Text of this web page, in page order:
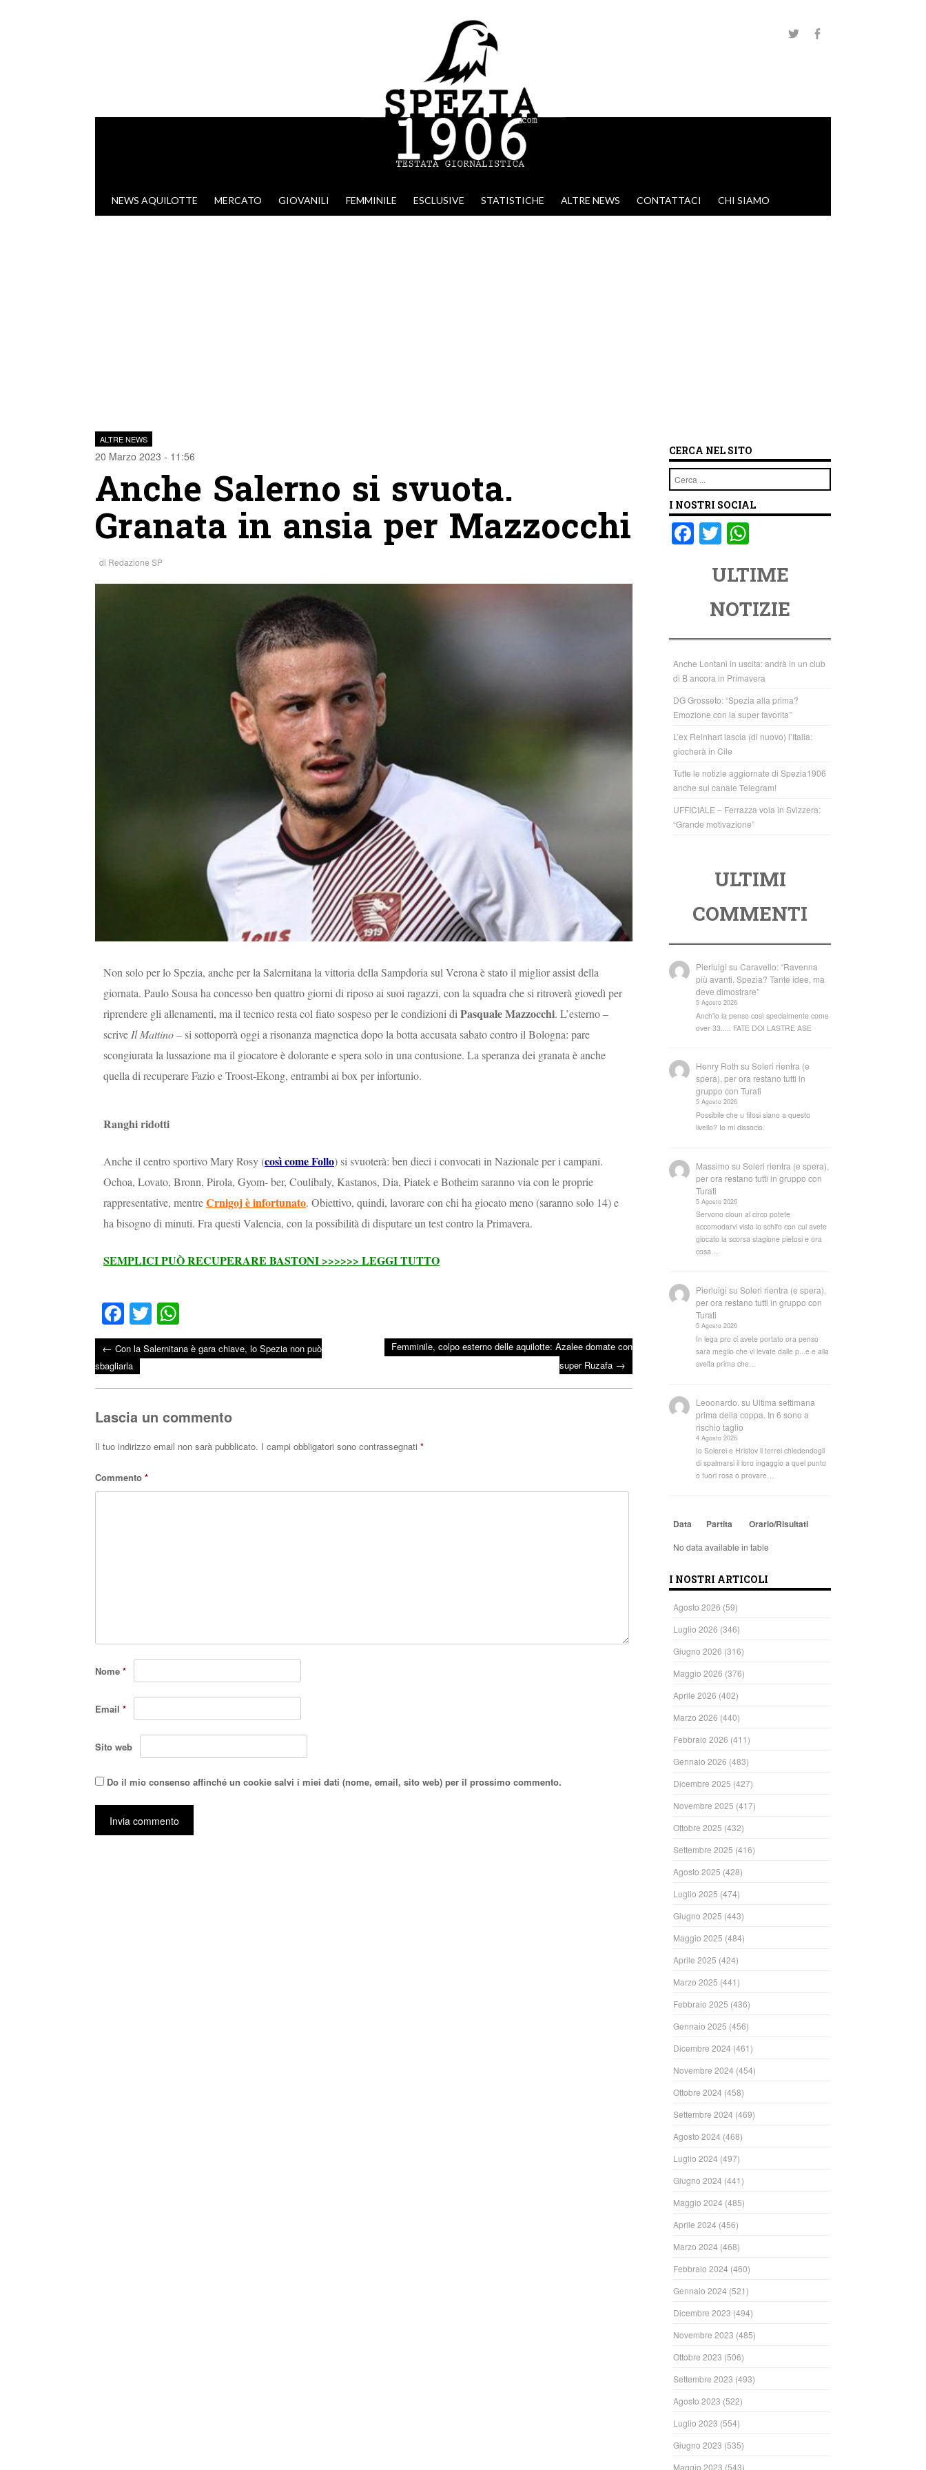
VAI AL CONTENUTO
NEWS AQUILOTTE MERCATO GIOVANILI FEMMINILE ESCLUSIVE STATISTICHE ALTRE NEWS CONTATTACI CHI SIAMO
ALTRE NEWS
20 Marzo 2023 - 11:56
Anche Salerno si svuota.
Granata in ansia per Mazzocchi
di Redazione SP
Non solo per lo Spezia, anche per la Salernitana la vittoria della Sampdoria sul Verona è stato il miglior assist della
giornata. Paulo Sousa ha concesso ben quattro giorni di riposo ai suoi ragazzi, con la squadra che si ritroverà giovedì per
riprendere gli allenamenti, ma il tecnico resta col fiato sospeso per le condizioni di Pasquale Mazzocchi. L’esterno –
scrive Il Mattino– si sottoporrà oggi a risonanza magnetica dopo la botta accusata sabato contro il Bologna: pare
scongiurata la lussazione ma il giocatore è dolorante e spera solo in una contusione. La speranza dei granata è anche
quella di recuperare Fazio e Troost-Ekong, entrambi ai box per infortunio.
Ranghi ridotti
Anche il centro sportivo Mary Rosy (così come Follo) si svuoterà: ben dieci i convocati in Nazionale per i campani.
Ochoa, Lovato, Bronn, Pirola, Gyom- ber, Coulibaly, Kastanos, Dia, Piatek e Botheim saranno via con le proprie
rappresentative, mentreCrnigoj è infortunato. Obiettivo, quindi, lavorare con chi ha giocato meno (saranno solo 14) e
ha bisogno di minuti. Fra questi Valencia, con la possibilità di disputare un test contro la Primavera.
SEMPLICI PUÒ RECUPERARE BASTONI >>>>>> LEGGI TUTTO
Fa
ce
bo
ok
T
wi
tte
ha
ts
Post navigation
← Con la Salernitana è gara chiave, lo Spezia non può
sbagliarla
Femminile, colpo esterno delle aquilotte: Azalee domate con
super Ruzafa →
Lascia un commento
Il tuo indirizzo email non sarà pubblicato. I campi obbligatori sono contrassegnati *
Commento *
Nome *
Email *
Sito web
Do il mio consenso affinché un cookie salvi i miei dati (nome, email, sito web) per il prossimo commento.
CERCA NEL SITO
Cerca
I NOSTRI SOCIAL
F
o
o
k
T
tt
er
at
s
A
p
p
ULTIME
NOTIZIE
Anche Lontani in uscita: andrà in un club
di B ancora in Primavera
DG Grosseto: “Spezia alla prima?
Emozione con la super favorita”
L’ex Reinhart lascia (di nuovo) l’Italia:
giocherà in Cile
Tutte le notizie aggiornate di Spezia1906
anche sul canale Telegram!
UFFICIALE – Ferrazza vola in Svizzera:
“Grande motivazione”
ULTIMI
COMMENTI
Pierluigi suCaravello: “Ravenna
più avanti. Spezia? Tante idee, ma
deve dimostrare”
5 Agosto 2026
Anch'io la penso così specialmente come
over 33..... FATE DOI LASTRE ASE
Henry Roth suSoleri rientra (e
spera), per ora restano tutti in
gruppo con Turati
5 Agosto 2026
Possibile che u tifosi siano a questo
livello? Io mi dissocio.
Massimo suSoleri rientra (e spera),
per ora restano tutti in gruppo con
Turati
5 Agosto 2026
Servono cloun al circo potete
accomodarvi visto lo schifo con cui avete
giocato la scorsa stagione pietosi e ora
cosa…
Pierluigi suSoleri rientra (e spera),
per ora restano tutti in gruppo con
Turati
5 Agosto 2026
In lega pro ci avete portato ora penso
sarà meglio che vi levate dalle p...e e alla
svelta prima che…
Leoonardo. su Ultima settimana
prima della coppa. In 6 sono a
rischio taglio
4 Agosto 2026
Io Solerei e Hristov li terrei chiedendogli
di spalmarsi il loro ingaggio a quel punto
o fuori rosa o provare…
Data Partita Orario/Risultati
No data available in table
I NOSTRI ARTICOLI
Agosto 2026 (59)
Luglio 2026 (346)
Giugno 2026 (316)
Maggio 2026 (376)
Aprile 2026 (402)
Marzo 2026 (440)
Febbraio 2026 (411)
Gennaio 2026 (483)
Dicembre 2025 (427)
Novembre 2025 (417)
Ottobre 2025 (432)
Settembre 2025 (416)
Agosto 2025 (428)
Luglio 2025 (474)
Giugno 2025 (443)
Maggio 2025 (484)
Aprile 2025 (424)
Marzo 2025 (441)
Febbraio 2025 (436)
Gennaio 2025 (456)
Dicembre 2024 (461)
Novembre 2024 (454)
Ottobre 2024 (458)
Settembre 2024 (469)
Agosto 2024 (468)
Luglio 2024 (497)
Giugno 2024 (441)
Maggio 2024 (485)
Aprile 2024 (456)
Marzo 2024 (468)
Febbraio 2024 (460)
Gennaio 2024 (521)
Dicembre 2023 (494)
Novembre 2023 (485)
Ottobre 2023 (506)
Settembre 2023 (493)
Agosto 2023 (522)
Luglio 2023 (554)
Giugno 2023 (535)
Maggio 2023 (543)